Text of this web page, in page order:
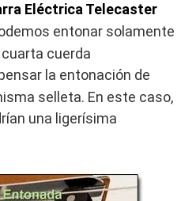
Eléctrica Telecaster
entonar solamente
cuarta cuerda
la entonación de
selleta. En este caso,
una ligerísima